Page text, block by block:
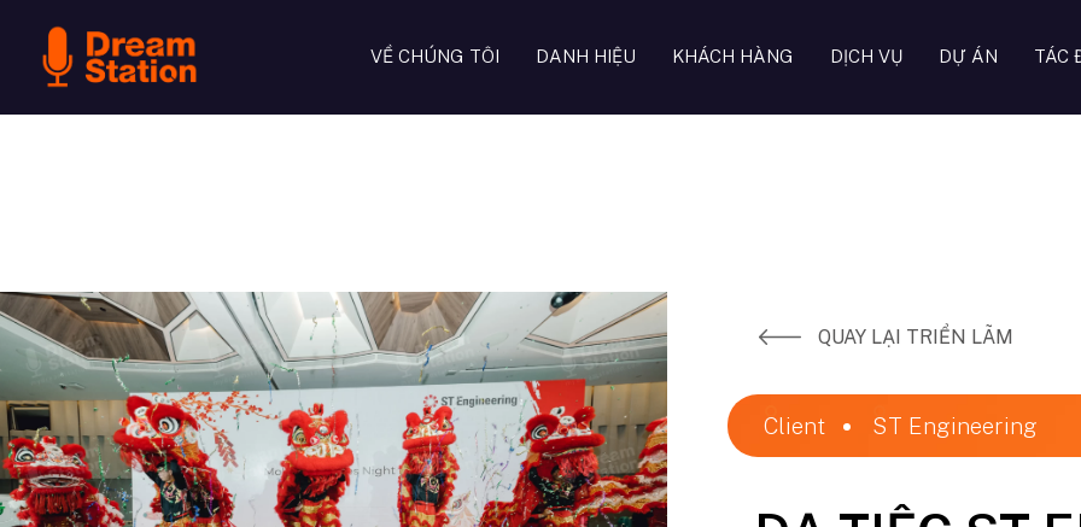
VỀ CHÚNG TÔI DANH HIỆU KHÁCH HÀNG DỊCH VỤ DỰ ÁN TÁC
QUAY LẠI TRIỂN LÃM
Client ​ ST Engineering